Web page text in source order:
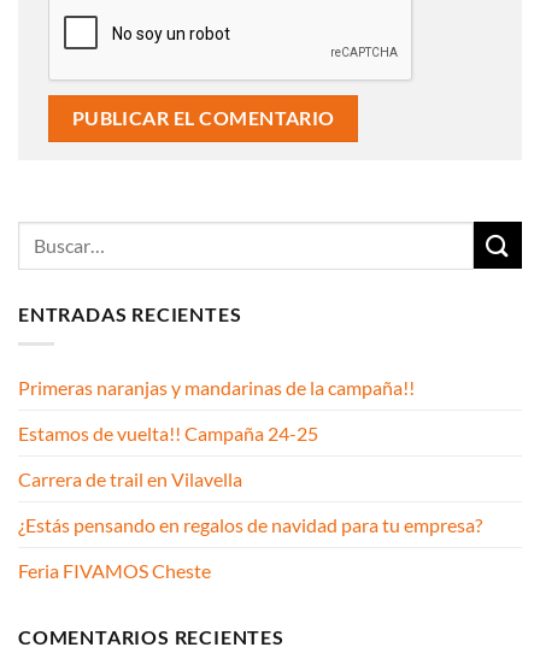
ENTRADAS RECIENTES
Primeras naranjas y mandarinas de la campaña!!
Estamos de vuelta!! Campaña 24-25
Carrera de trail en Vilavella
¿Estás pensando en regalos de navidad para tu empresa?
Feria FIVAMOS Cheste
COMENTARIOS RECIENTES